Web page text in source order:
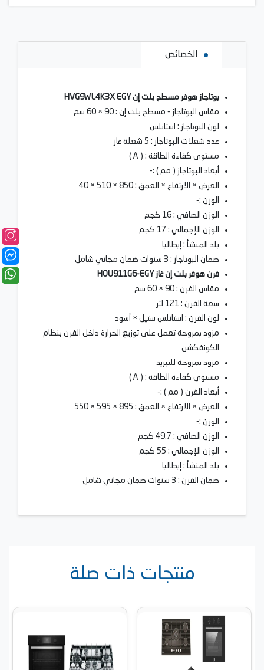
الخصائص
بوتاجاز هوفر مسطح بلت إن HVG9WL4K3X EGY
مقاس البوتاجاز - مسطح بلت إن : 90 × 60 سم
لون البوتاجاز : استانلس
عدد شعلات البوتاجاز : 5 شعلة غاز
مستوى كفاءة الطاقة : ( A )
أبعاد البوتاجاز ( مم ) :-
العرض × الارتفاع × العمق : 850 × 510 × 40
الوزن :-
الوزن الصافي : 16 كجم
الوزن الإجمالي : 17 كجم
بلد المنشأ : إيطاليا
ضمان البوتاجاز : 3 سنوات ضمان مجاني شامل
فرن هوفر بلت إن غاز HOU911G6-EGY
مقاس الفرن : 90 × 60 سم
سعة الفرن : 121 لتر
لون الفرن : استانلس ستيل × أسود
مزود بمروحة تعمل على توزيع الحرارة داخل الفرن بنظام
الكونفكشن
مزود بمروحة للتبريد
مستوى كفاءة الطاقة : ( A )
أبعاد الفرن ( مم ) :-
العرض × الارتفاع × العمق : 895 × 595 × 550
الوزن :-
الوزن الصافي : 49.7 كجم
الوزن الإجمالي : 55 كجم
بلد المنشأ : إيطاليا
ضمان الفرن : 3 سنوات ضمان مجاني شامل
منتجات ذات صلة